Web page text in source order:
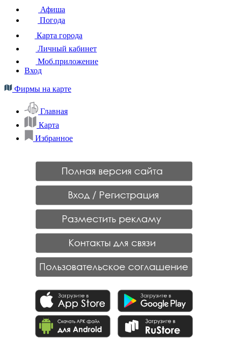
Афиша
Погода
Карта города
Личный кабинет
Моб.приложение
Вход
Фирмы на карте
Главная
Карта
Избранное